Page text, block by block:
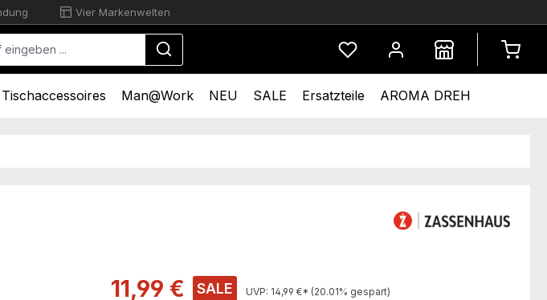
Vier Markenwelten
Du hast 0 Produkte auf dem
Tischaccessoires Man@Work NEU SALE Ersatzteile AROMA DREH
Verkaufspreis:
11,99 € SALE UVP: 14,99 €* (20.01% gespart)